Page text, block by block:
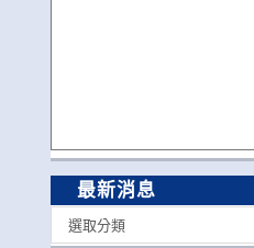
最新消息
選取分類